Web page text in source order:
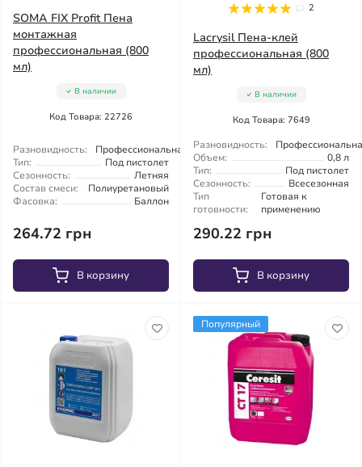
SOMA FIX Profit Пена
монтажная
профессиональная (800
мл)
В наличии
Код Товара: 22726
Разновидность:
Профессиональная
Тип:
Под пистолет
Сезонность:
Летняя
Состав смеси:
Полиуретановый
Фасовка:
Баллон
264.72 грн
В корзину
2
Lacrysil Пена-клей
профессиональная (800
мл)
В наличии
Код Товара: 7649
Разновидность:
Объем:
0,8 л
Тип:
Под пистолет
Сезонность:
Всесезонная
Тип
готовности:
Готовая к
применению
290.22 грн
В корзину
Популярный